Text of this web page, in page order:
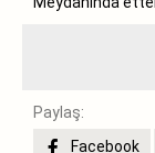
Paylaş:
Facebook